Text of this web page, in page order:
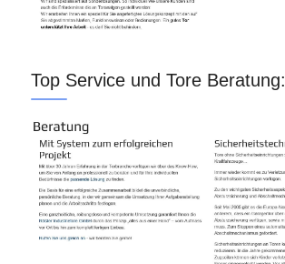
Top Service und Tore Beratung: